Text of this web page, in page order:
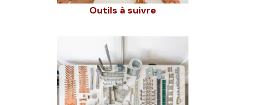
Outils à suivre